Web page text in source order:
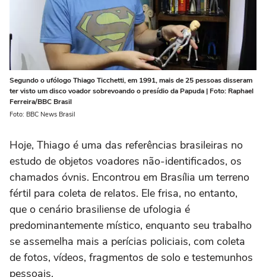
Segundo o ufólogo Thiago Ticchetti, em 1991, mais de 25 pessoas disseram
ter visto um disco voador sobrevoando o presídio da Papuda | Foto: Raphael
Ferreira/BBC Brasil
Foto: BBC News Brasil
Hoje, Thiago é uma das referências brasileiras no
estudo de objetos voadores não-identificados, os
chamados óvnis. Encontrou em Brasília um terreno
fértil para coleta de relatos. Ele frisa, no entanto,
que o cenário brasiliense de ufologia é
predominantemente místico, enquanto seu trabalho
se assemelha mais a perícias policiais, com coleta
de fotos, vídeos, fragmentos de solo e testemunhos
pessoais.